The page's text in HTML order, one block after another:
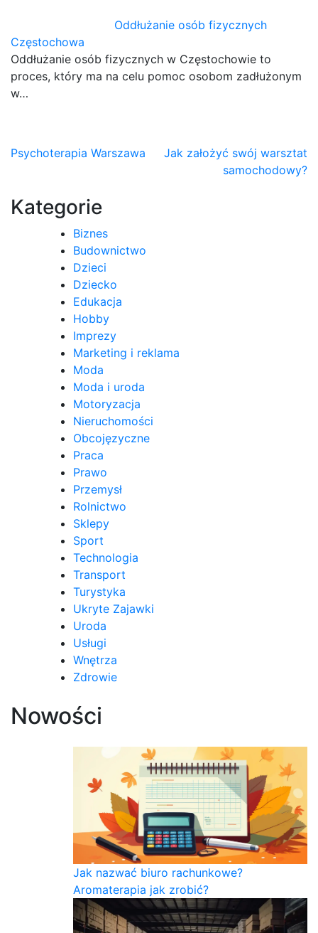
Oddłużanie osób fizycznych
Częstochowa
Oddłużanie osób fizycznych w Częstochowie to
proces, który ma na celu pomoc osobom zadłużonym
w…
Nawigacja
Psychoterapia Warszawa
Jak założyć swój warsztat
samochodowy?
Kategorie
Biznes
Budownictwo
Dzieci
Dziecko
Edukacja
Hobby
Imprezy
Marketing i reklama
Moda
Moda i uroda
Motoryzacja
Nieruchomości
Obcojęzyczne
Praca
Prawo
Przemysł
Rolnictwo
Sklepy
Sport
Technologia
Transport
Turystyka
Ukryte Zajawki
Uroda
Usługi
Wnętrza
Zdrowie
Nowości
Jak nazwać biuro rachunkowe?
Aromaterapia jak zrobić?